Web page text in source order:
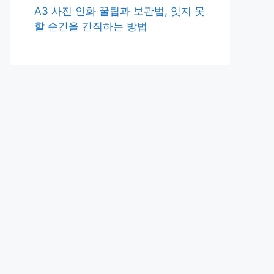
A3 사진 인화 꿀팁과 보관법, 잊지 못
할 순간을 간직하는 방법